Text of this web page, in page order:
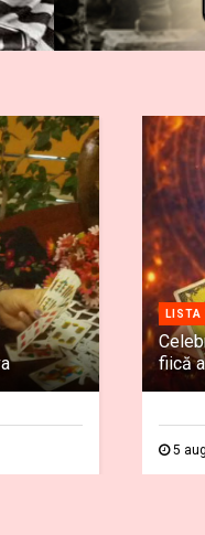
LISTA
fiică
5